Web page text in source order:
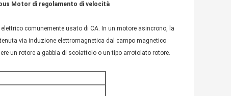
Motor di regolamento di velocità
comunemente usato di CA. In un motore asincrono, la
via induzione elettromagnetica dal campo magnetico
un rotore a gabbia di scoiattolo o un tipo arrotolato rotore.